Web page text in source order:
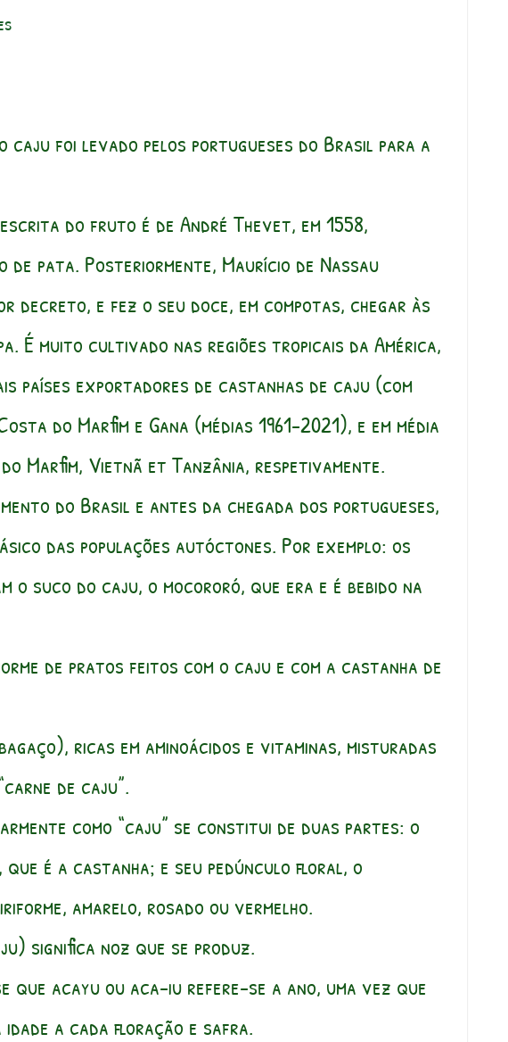
foi levado pelos portugueses do Brasil para a
do fruto é de André Thevet, em 1558,
de pata. Posteriormente, Maurício de Nassau
decreto, e fez o seu doce, em compotas, chegar às
É muito cultivado nas regiões tropicais da América,
países exportadores de castanhas de caju (com
do Marfim e Gana (médias 1961-2021), e em média
Marfim, Vietnã et Tanzânia, respetivamente.
do Brasil e antes da chegada dos portugueses,
das populações autóctones. Por exemplo: os
o suco do caju, o mocororó, que era e é bebido na
de pratos feitos com o caju e com a castanha de
ricas em aminoácidos e vitaminas, misturadas
de caju”.
como “caju” se constitui de duas partes: o
é a castanha; e seu pedúnculo floral, o
amarelo, rosado ou vermelho.
significa noz que se produz.
que acayu ou aca-iu refere-se a ano, uma vez que
idade a cada floração e safra.